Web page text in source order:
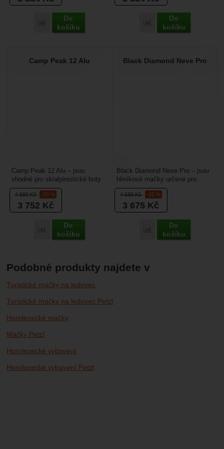
Porovnat
Do
košíku
Porovnat
Do
košíku
Camp Peak 12 Alu
4 690Kč -20 %
3 752 Kč
Porovnat
Do
košíku
Camp Peak 12 Alu – jsou
vhodné pro skialpinistické boty
nebo tvrdé turistické boty se
zoubkem na patě....
Black Diamond Neve Pro
4 599Kč -20 %
3 675 Kč
Porovnat
Do
košíku
Black Diamond Neve Pro – jsou
hliníkové mačky určené pro
skialpinismus, které vás
zaujmou nízkou hmotností....
Podobné produkty najdete v
Turistické mačky na ledovec
Turistické mačky na ledovec Petzl
Horolezecké mačky
Mačky Petzl
Horolezecké vybavení
Horolezecké vybavení Petzl